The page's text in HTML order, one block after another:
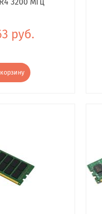
3200 МГц
руб.